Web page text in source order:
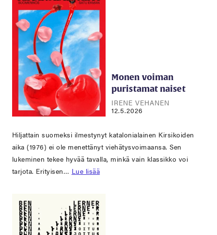
Monen voiman
puristamat naiset
IRENE VEHANEN
12.5.2026
Hiljattain suomeksi ilmestynyt katalonialainen Kirsikoiden
aika (1976) ei ole menettänyt viehätysvoimaansa. Sen
lukeminen tekee hyvää tavalla, minkä vain klassikko voi
tarjota. Erityisen… Lue lisää